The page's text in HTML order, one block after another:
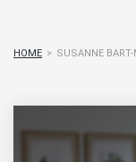
HOME > SUSANNE BART-